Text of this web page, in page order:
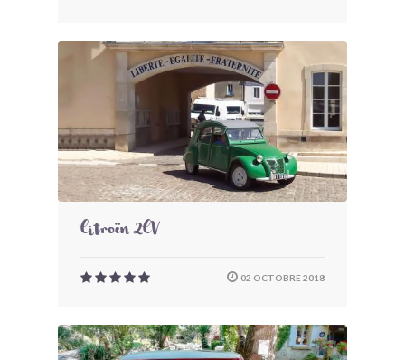
Citroën 2CV
02 OCTOBRE 2018